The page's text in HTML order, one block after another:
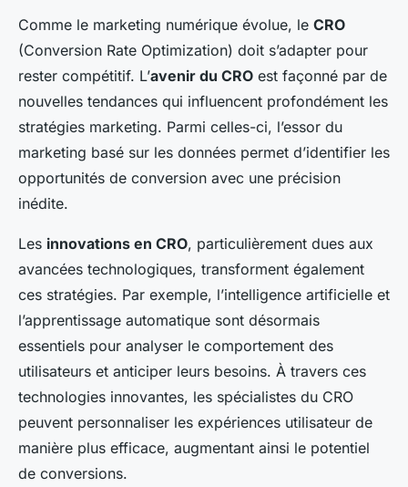
Comme le marketing numérique évolue, le CRO
(Conversion Rate Optimization) doit s’adapter pour
rester compétitif. L’avenir du CRO est façonné par de
nouvelles tendances qui influencent profondément les
stratégies marketing. Parmi celles-ci, l’essor du
marketing basé sur les données permet d’identifier les
opportunités de conversion avec une précision
inédite.
Les innovations en CRO, particulièrement dues aux
avancées technologiques, transforment également
ces stratégies. Par exemple, l’intelligence artificielle et
l’apprentissage automatique sont désormais
essentiels pour analyser le comportement des
utilisateurs et anticiper leurs besoins. À travers ces
technologies innovantes, les spécialistes du CRO
peuvent personnaliser les expériences utilisateur de
manière plus efficace, augmentant ainsi le potentiel
de conversions.